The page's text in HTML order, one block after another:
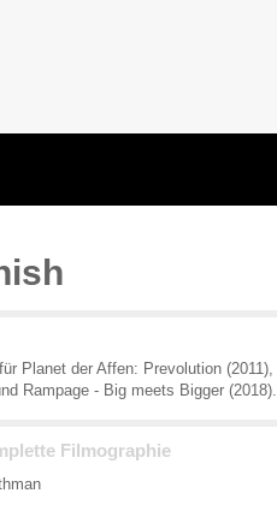
Planet der Affen: Prevolution (2011),
Rampage - Big meets Bigger (2018).
Filmographie